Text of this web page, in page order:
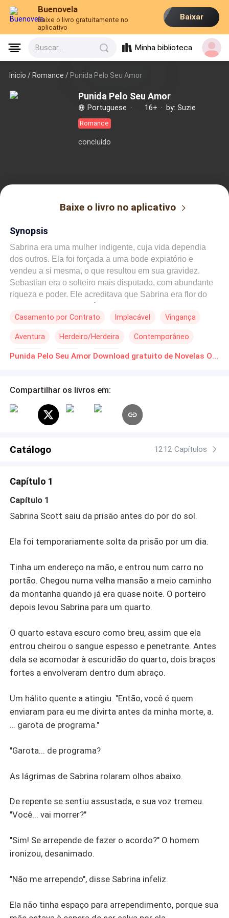
Buenovela
Baixe o livro gratuitamente no
aplicativo
Baixar
Buscar... Minha biblioteca
Inicio /Romance / Punida Pelo Seu Amor
Punida Pelo Seu Amor
Portuguese · 16+ · by: Suzie
Romance
concluído
Baixe o livro no aplicativo
Synopsis
Sabrina era uma mulher indigente, cuja vida dependia
dos outros. Ela foi forçada a uma bode expiatório e
vendeu a si mesma, o que resultou em sua gravidez.
Sebastian era o solteiro mais disputado, com abundante
riqueza e poder. Ele acreditava que Sabrina era flor do
conseguia conquistá-lo, então ela sumiu de sua vida.
reconquistá-la. A cidade inteira sabia que ela seria picada
em pedaços caso fosse encontrada. Quando isto
seu, então por que você não me deixa ir?" De maneira
deu à luz ao meu filho, e tenta fugir de mim?".
Casamento por Contrato Implacável Vingança
Aventura Herdeiro/Herdeira Contemporâneo
Divórcio Drama Rebelde Punida Pelo Seu Amor Download gratuito de Novelas Online em PDF
Compartilhar os livros em:
Catálogo 1212 Capítulos
Capítulo 1
Capítulo 1
Sabrina Scott saiu da prisão antes do por do sol.
Ela foi temporariamente solta da prisão por um dia.
Tinha um endereço na mão, e entrou num carro no
portão. Chegou numa velha mansão a meio caminho
da montanha quando já era quase noite. O porteiro
depois levou Sabrina para um quarto.
O quarto estava escuro como breu, assim que ela
entrou cheirou o sangue espesso e penetrante. Antes
dela se acomodar à escuridão do quarto, dois braços
fortes a envolveram dentro dum abraço.
Um hálito quente a atingiu. "Então, você é quem
enviaram para eu me divirta antes da minha morte, a.
… garota de programa."
"Garota... de programa?
As lágrimas de Sabrina rolaram olhos abaixo.
De repente se sentiu assustada, e sua voz tremeu.
"Você... vai morrer?"
"Sim! Se arrepende de fazer o acordo?" O homem
ironizou, desanimado.
"Não me arrependo", disse Sabrina infeliz.
Ela não tinha espaço para arrependimento, porque sua